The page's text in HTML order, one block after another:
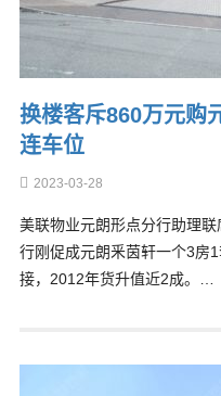
换楼客斥860万元购
连车位
2023-03-28
美联物业元朗形点分行助理
行刚促成元朗釆茵轩一个3房
接，2012年货升值近2成。…